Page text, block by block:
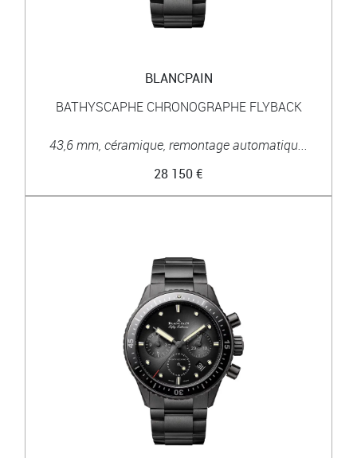
BLANCPAIN
BATHYSCAPHE CHRONOGRAPHE FLYBACK
43,6 mm, céramique, remontage automatiqu...
28 150 €